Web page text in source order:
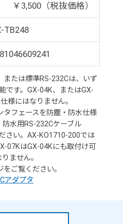
￥3,500（税抜価格）
TB248
または標準RS-232Cは、いず
です。GX-04K、またはGX-
様にはなりません。
タフェースを防塵・防水仕様
防水用RS-232Cケーブル
さい。AX-KO1710-200では
07KはGX-04Kにも取付け可
ません。
ご覧ください。
アダプタ